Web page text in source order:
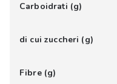
Carboidrati (g)
di cui zuccheri (g)
Fibre (g)